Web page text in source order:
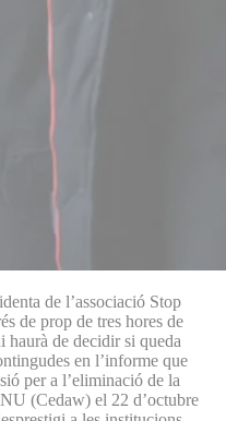
de l’associació Stop
de prop de tres hores de
haurà de decidir si queda
en l’informe que
per a l’eliminació de la
(Cedaw) el 22 d’octubre